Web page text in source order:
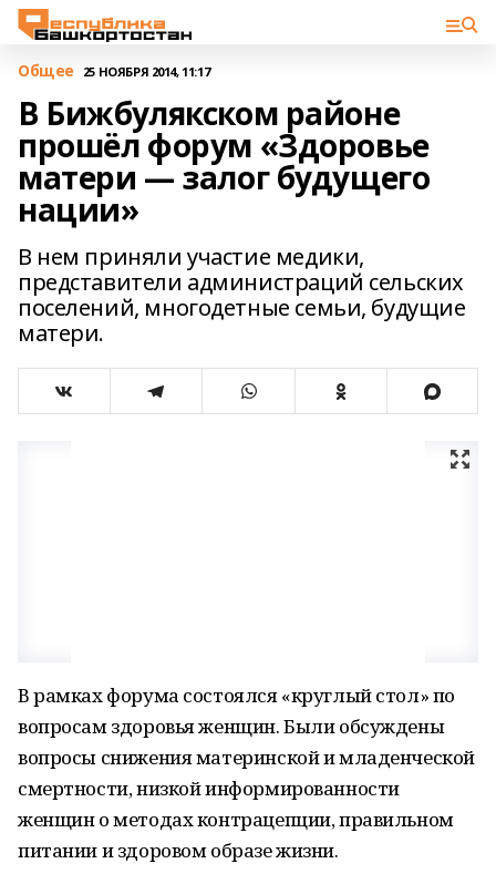
Общее 25 НОЯБРЯ 2014, 11:17
В Бижбулякском районе
прошёл форум «Здоровье
матери — залог будущего
нации»
В нем приняли участие медики,
представители администраций сельских
поселений, многодетные семьи, будущие
матери.
В рамках форума состоялся «круглый стол» по
вопросам здоровья женщин. Были обсуждены
вопросы снижения материнской и младенческой
смертности, низкой информированности
женщин о методах контрацепции, правильном
питании и здоровом образе жизни.